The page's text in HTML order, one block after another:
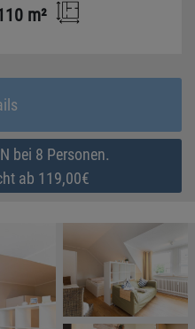
m²
bei 8 Personen.
ab 119,00€